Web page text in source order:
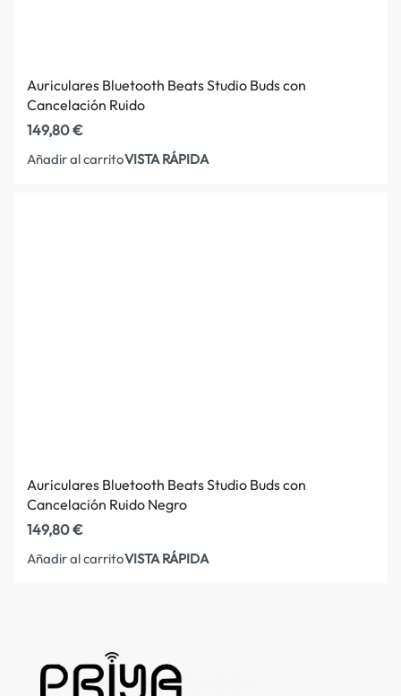
Auriculares Bluetooth Beats Studio Buds con
Cancelación Ruido
149,80€
Añadir al carritoVISTA RÁPIDA
Auriculares Bluetooth Beats Studio Buds con
Cancelación Ruido Negro
149,80€
Añadir al carritoVISTA RÁPIDA